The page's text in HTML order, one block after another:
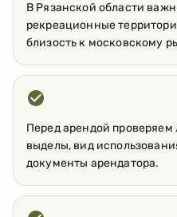
В Рязанской области
рекреационные
близость к московскому
Перед арендой проверяем
выделы, вид
документы арендатора.